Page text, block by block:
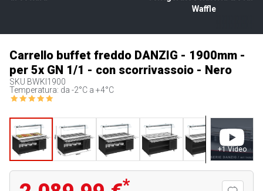
Waffle
Carrello buffet freddo DANZIG - 1900mm -
per 5x GN 1/1 - con scorrivassoio - Nero
SKU BWKI1900
Temperatura: da -2°C a +4°C
+1 Video
*